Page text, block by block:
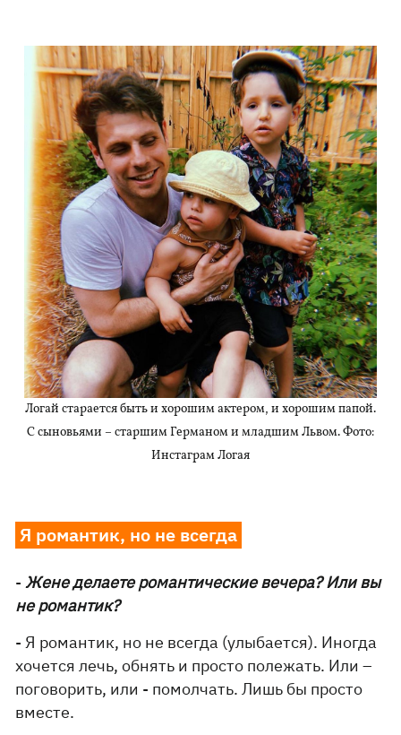
Логай старается быть и хорошим актером, и хорошим папой.
С сыновьями – старшим Германом и младшим Львом. Фото:
Инстаграм Логая
Я романтик, но не всегда
-Жене делаете романтические вечера? Или вы
не романтик?
- Я романтик, но не всегда (улыбается). Иногда
хочется лечь, обнять и просто полежать. Или –
поговорить, или - помолчать. Лишь бы просто
вместе.